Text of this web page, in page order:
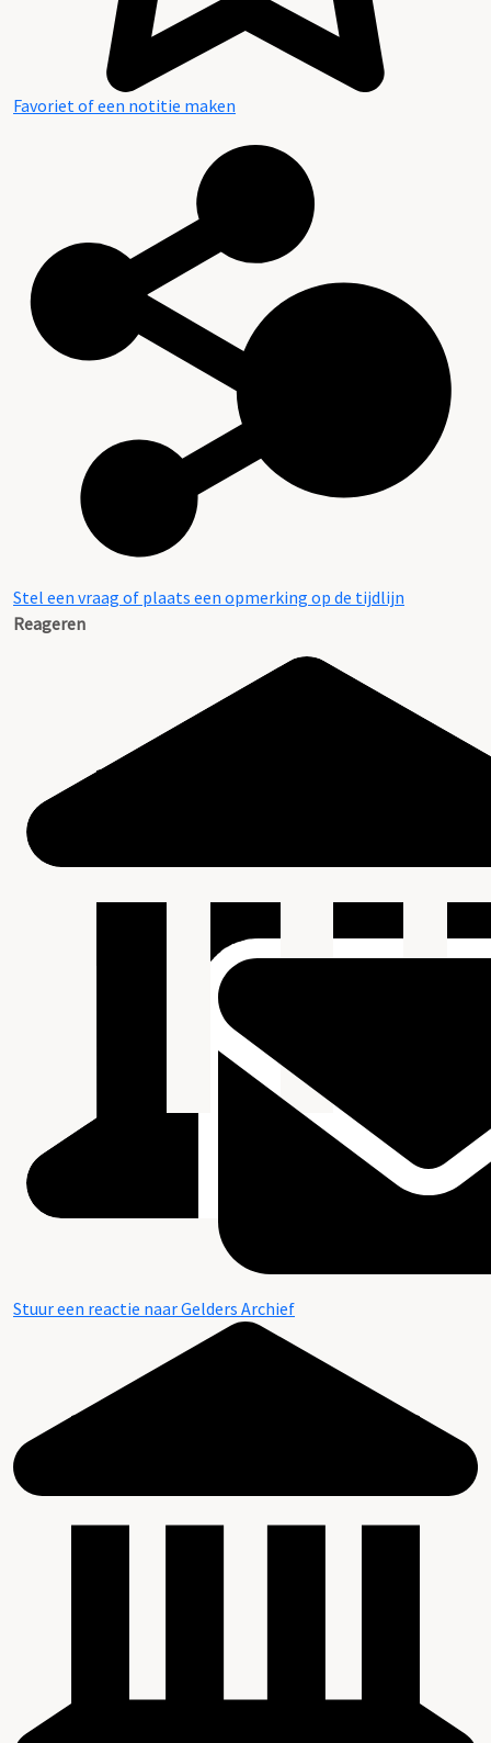
Favoriet of een notitie maken
Stel een vraag of plaats een opmerking op de tijdlijn
Reageren
Stuur een reactie naar Gelders Archief